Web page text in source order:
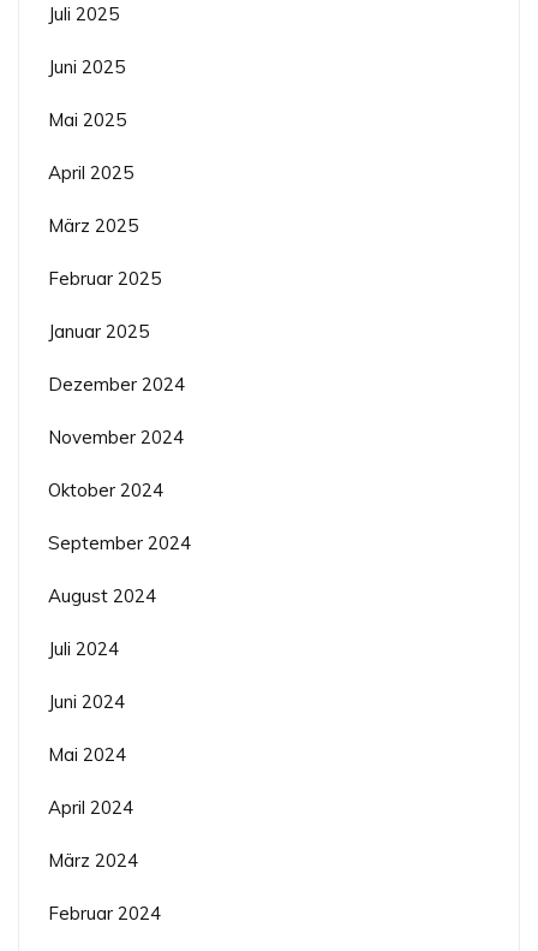
Juli 2025
Juni 2025
Mai 2025
April 2025
März 2025
Februar 2025
Januar 2025
Dezember 2024
November 2024
Oktober 2024
September 2024
August 2024
Juli 2024
Juni 2024
Mai 2024
April 2024
März 2024
Februar 2024